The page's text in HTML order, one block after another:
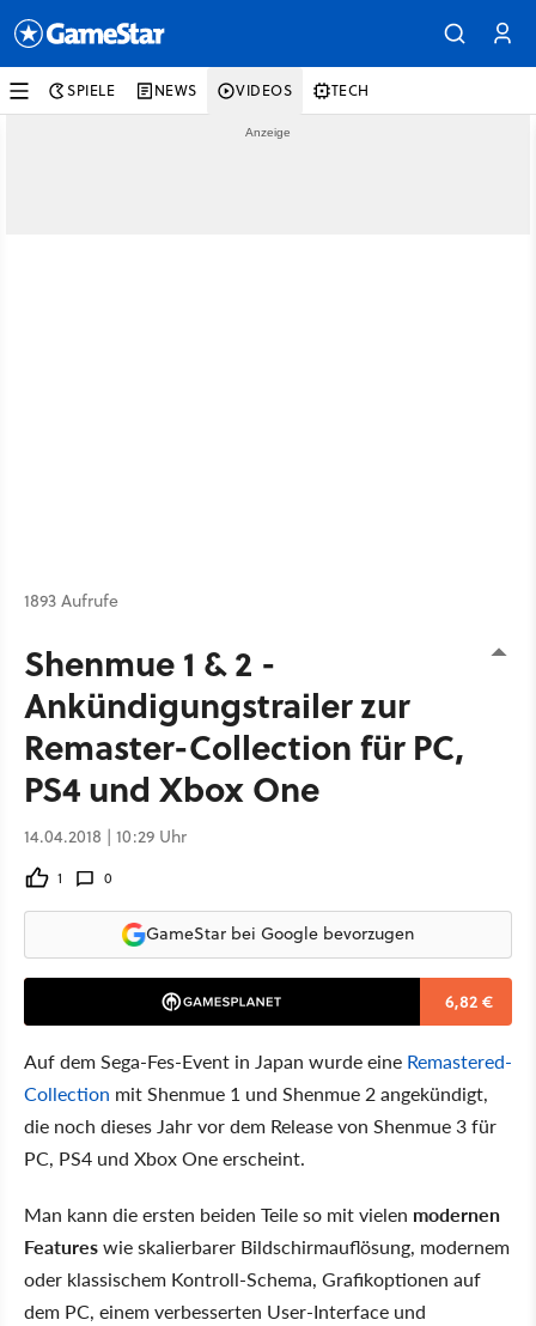
SPIELE NEWS VIDEOS TECH
1893 Aufrufe
Shenmue 1 & 2 -
Ankündigungstrailer zur
Remaster-Collection für PC,
PS4 und Xbox One
14.04.2018 | 10:29 Uhr
1 0
GameStar bei Google bevorzugen
6,82 €
Auf dem Sega-Fes-Event in Japan wurde eine Remastered-
Collection mit Shenmue 1 und Shenmue 2 angekündigt,
die noch dieses Jahr vor dem Release von Shenmue 3 für
PC, PS4 und Xbox One erscheint.
Man kann die ersten beiden Teile so mit vielen modernen
Featureswie skalierbarer Bildschirmauflösung, modernem
oder klassischem Kontroll-Schema, Grafikoptionen auf
dem PC, einem verbesserten User-Interface und